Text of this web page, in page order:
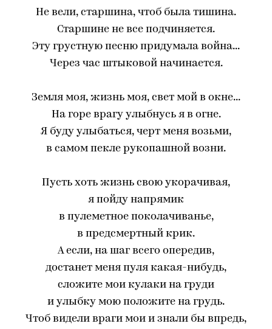
Не вели, старшина, чтоб была тишина.
Старшине не все подчиняется.
Эту грустную песню придумала война...
Через час штыковой начинается.
Земля моя, жизнь моя, свет мой в окне...
На горе врагу улыбнусь я в огне.
Я буду улыбаться, черт меня возьми,
в самом пекле рукопашной возни.
Пусть хоть жизнь свою укорачивая,
я пойду напрямик
в пулеметное поколачиванье,
в предсмертный крик.
А если, на шаг всего опередив,
достанет меня пуля какая-нибудь,
сложите мои кулаки на груди
и улыбку мою положите на грудь.
Чтоб видели враги мои и знали бы впредь,